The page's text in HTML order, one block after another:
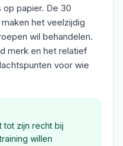
papier. De 30
het veelzijdig
wil behandelen.
merk en het relatief
voor wie
tot zijn recht bij
willen